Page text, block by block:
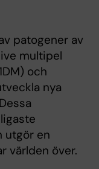
patogener av
multipel
och
nya
utgör en
världen över.